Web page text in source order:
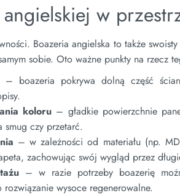
w
Boazeria angielska to także
sobie. Oto ważne punkty na rzecz
– boazeria pokrywa dolną część
koloru– gładkie powierzchnie
smug czy przetarć.
– w zależności od materiału (np.
zachowując swój wygląd przez
– w razie potrzeby boazerię
wysoce regenerowalne.